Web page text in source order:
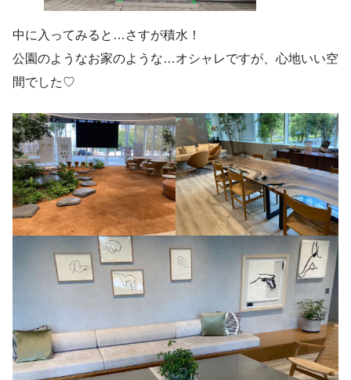
中に入ってみると…さすが積水！
公園のようなお家のような…オシャレですが、心地いい空
間でした♡